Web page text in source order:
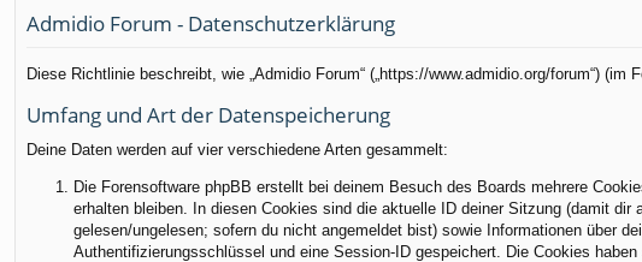
ug
Admidio Forum - Datenschutzerklärung
Diese Richtlinie beschreibt, wie „Admidio Forum“ („https://www.admidio.org/forum“)
Umfang und Art der Datenspeicherung
Deine Daten werden auf vier verschiedene Arten gesammelt:
Die Forensoftware phpBB erstellt bei deinem Besuch des Boards mehrere
erhalten bleiben. In diesen Cookies sind die aktuelle ID deiner Sitzung (damit
gelesen/ungelesen; sofern du nicht angemeldet bist) sowie Informationen über
Authentifizierungsschlüssel und eine Session-ID gespeichert. Die Cookies